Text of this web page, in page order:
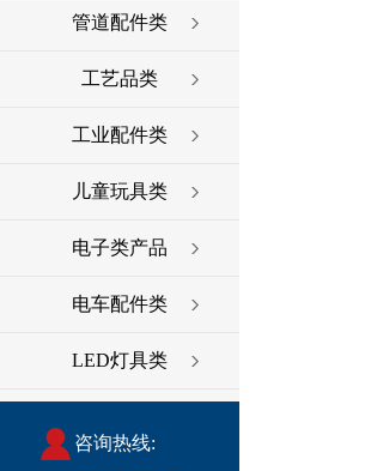
管道配件类
工艺品类
工业配件类
儿童玩具类
电子类产品
电车配件类
LED灯具类
咨询热线: